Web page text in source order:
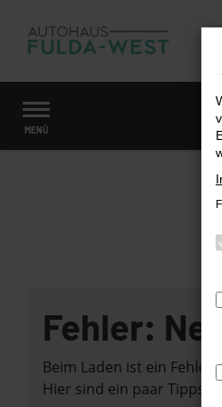
Zum
Hauptinhalt
MENÜ
Startseite
Fehler:
Beim Laden ist ein Fehler
Hier sind ein paar Tipps,